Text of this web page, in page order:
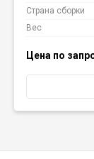
Страна сборки
Вес
Цена по